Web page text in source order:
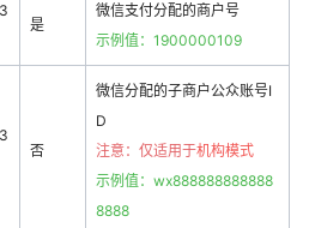
是
微信支付分配的商户号
示例值：1900000109
否
微信分配的子商户公众账号I
D
注意：仅适用于机构模式
示例值：wx888888888888
8888